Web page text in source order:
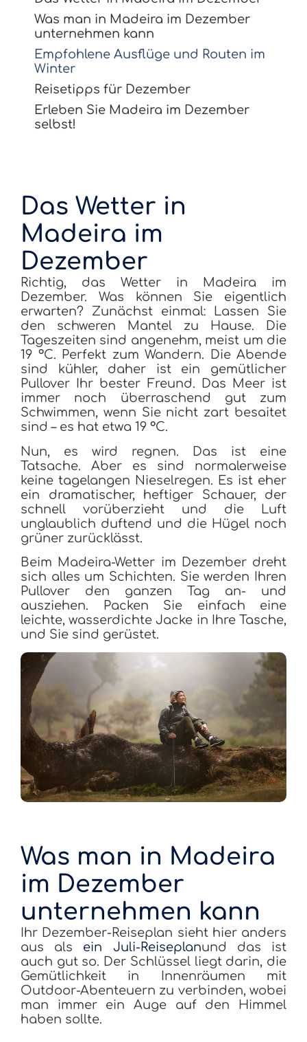
Was man in Madeira im Dezember
unternehmen kann
Empfohlene Ausflüge und Routen im
Winter
Reisetipps für Dezember
Erleben Sie Madeira im Dezember
selbst!
Das Wetter in
Madeira im
Dezember
Richtig, das Wetter in Madeira im
Dezember. Was können Sie eigentlich
erwarten? Zunächst einmal: Lassen Sie
den schweren Mantel zu Hause. Die
Tageszeiten sind angenehm, meist um die
19 °C. Perfekt zum Wandern. Die Abende
sind kühler, daher ist ein gemütlicher
Pullover Ihr bester Freund. Das Meer ist
immer noch überraschend gut zum
Schwimmen, wenn Sie nicht zart besaitet
sind – es hat etwa 19 °C.
Nun, es wird regnen. Das ist eine
Tatsache. Aber es sind normalerweise
keine tagelangen Nieselregen. Es ist eher
ein dramatischer, heftiger Schauer, der
schnell vorüberzieht und die Luft
unglaublich duftend und die Hügel noch
grüner zurücklässt.
Beim Madeira-Wetter im Dezember dreht
sich alles um Schichten. Sie werden Ihren
Pullover den ganzen Tag an- und
ausziehen. Packen Sie einfach eine
leichte, wasserdichte Jacke in Ihre Tasche,
und Sie sind gerüstet.
Was man in Madeira
im Dezember
unternehmen kann
Ihr Dezember-Reiseplan sieht hier anders
aus als ein Juli-Reiseplanund das ist
auch gut so. Der Schlüssel liegt darin, die
Gemütlichkeit in Innenräumen mit
Outdoor-Abenteuern zu verbinden, wobei
man immer ein Auge auf den Himmel
haben sollte.